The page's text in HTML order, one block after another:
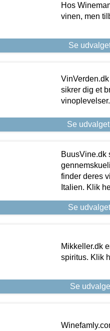
Hos
vinen, men
Se
sikrer dig et
Se
BuusVine.dk
finder deres
Italien. Klik
Se
Mikkeller.dk
spiritus. Klik
Se